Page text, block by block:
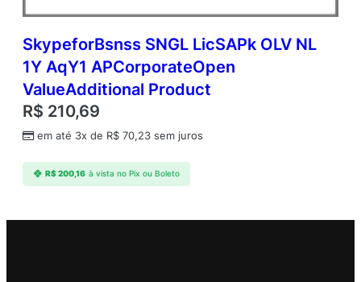
SkypeforBsnss SNGL LicSAPk OLV NL
1Y AqY1 APCorporateOpen
ValueAdditional Product
R$ 210,69
em até 3x de R$ 70,23 sem juros
R$200,16 à vista no Pix ou Boleto